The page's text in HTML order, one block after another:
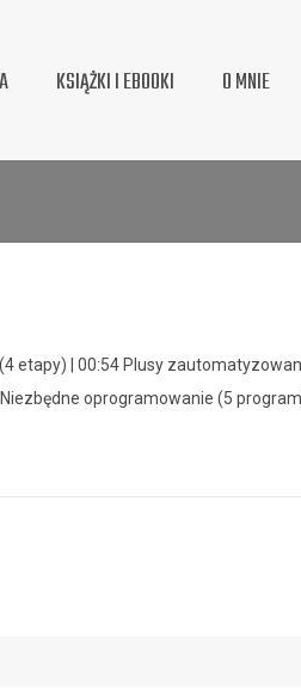
KSIĄŻKI I EBOOKI O MNIE
etapy) | 00:54 Plusy
oprogramowanie (5